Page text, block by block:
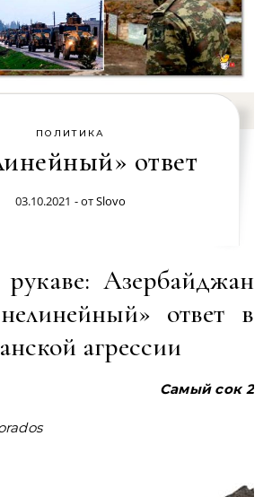
ПОЛИТИКА
ответ
03.10.2021 - отSlovo
Азербайджан
ответ в
агрессии
Самый сок 2